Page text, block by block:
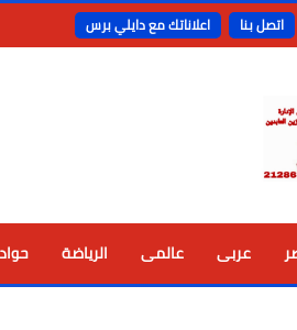
اتصل بنا اعلاناتك مع دايلي برس
عربى عالمى الرياضة